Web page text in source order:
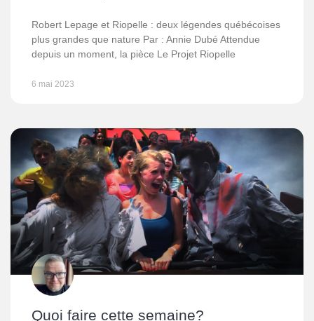
Robert Lepage et Riopelle : deux légendes québécoises
plus grandes que nature Par : Annie Dubé Attendue
depuis un moment, la pièce Le Projet Riopelle
6 mai 2023
Quoi faire cette semaine?